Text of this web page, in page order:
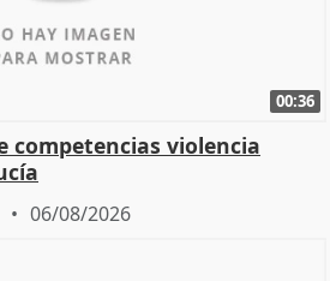
00:36
competencias violencia
06/08/2026